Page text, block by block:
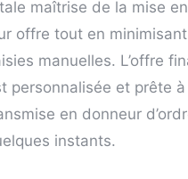
maîtrise de la mise
offre tout en
manuelles. L’offre
personnalisée et prête
en donneur
instants.